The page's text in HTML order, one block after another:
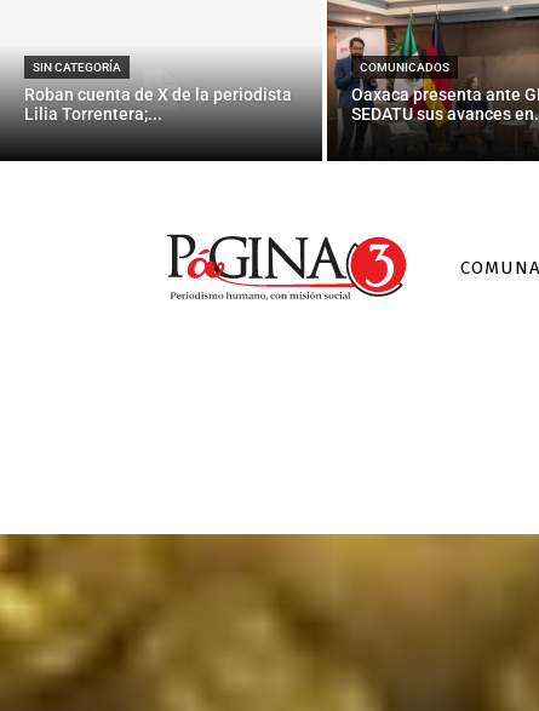
SIN CATEGORÍA
Roban cuenta de X de la periodista
Lilia Torrentera;...
COMUNICADOS
Oaxaca presenta ante
SEDATU sus avances